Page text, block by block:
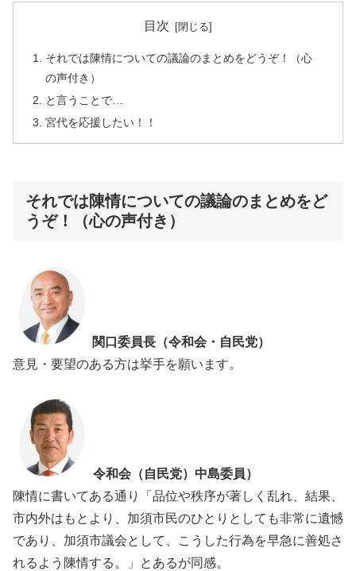
目次
それでは陳情についての議論のまとめをどうぞ！（心
の声付き）
と言うことで…
宮代を応援したい！！
それでは陳情についての議論のまとめをど
うぞ！（心の声付き）
関口委員長（令和会・自民党）
意見・要望のある方は挙手を願います。
令和会（自民党）中島委員）
陳情に書いてある通り「品位や秩序が著しく乱れ、結果、
市内外はもとより、加須市民のひとりとしても非常に遺憾
であり、加須市議会として、こうした行為を早急に善処さ
れるよう陳情する。」とあるが同感。